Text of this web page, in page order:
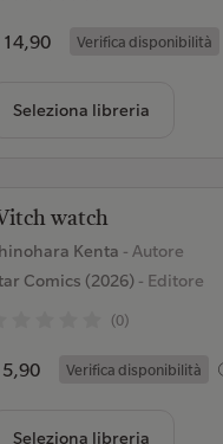
Verifica disponibilità
Seleziona libreria
watch
Kenta - Autore
Comics (2026)- Editore
(0)
Verifica disponibilità
Seleziona libreria